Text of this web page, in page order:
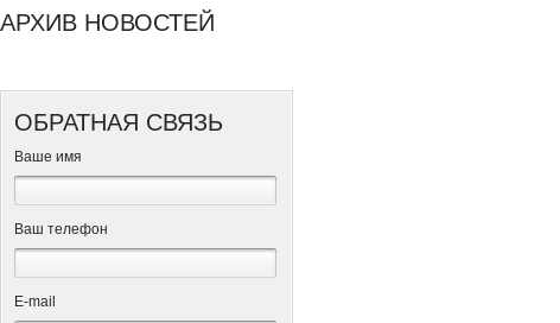
АРХИВ НОВОСТЕЙ
ОБРАТНАЯ СВЯЗЬ
Ваше имя
Ваш телефон
Е-mail